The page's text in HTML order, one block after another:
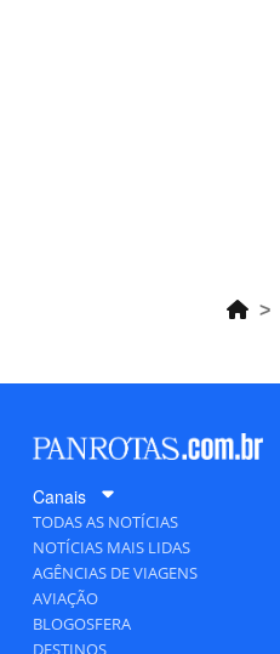
Canais
TODAS AS NOTÍCIAS
NOTÍCIAS MAIS LIDAS
AGÊNCIAS DE VIAGENS
AVIAÇÃO
BLOGOSFERA
DESTINOS